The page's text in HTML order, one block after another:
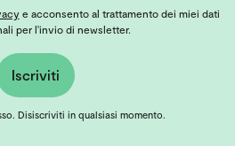
e acconsento al trattamento dei miei dati
per l'invio di newsletter.
Iscriviti
Disiscriviti in qualsiasi momento.